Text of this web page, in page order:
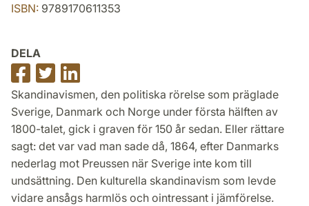
ISBN: 9789170611353
DELA
Dela
på
Facebook
Dela
på
Twitter
på
LinkedIn
Skandinavismen, den politiska rörelse som präglade
Sverige, Danmark och Norge under första hälften av
1800-talet, gick i graven för 150 år sedan. Eller rättare
sagt: det var vad man sade då, 1864, efter Danmarks
nederlag mot Preussen när Sverige inte kom till
undsättning. Den kulturella skandinavism som levde
vidare ansågs harmlös och ointressant i jämförelse.